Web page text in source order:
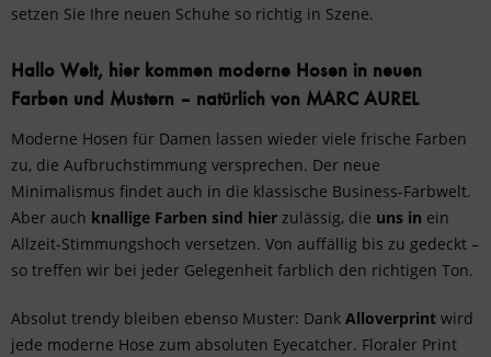
setzen Sie Ihre neuen Schuhe so richtig in Szene.
Hallo Welt, hier kommen moderne Hosen in neuen
Farben und Mustern – natürlich von MARC AUREL
Moderne Hosen für Damen lassen wieder viele frische Farben
zu, die Aufbruchstimmung versprechen. Der neue
Minimalismus findet auch in die klassische Business-Farbwelt.
Aber auch knallige Farben sind hier zulässig, die uns in ein
Allzeit-Stimmungshoch versetzen. Von auffällig bis zu gedeckt –
so treffen wir bei jeder Gelegenheit farblich den richtigen Ton.
Absolut trendy bleiben ebenso Muster: Dank Alloverprint wird
jede moderne Hose zum absoluten Eyecatcher. Floraler Print